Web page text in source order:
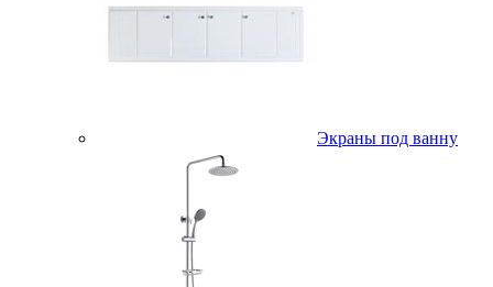
Экраны под ванну